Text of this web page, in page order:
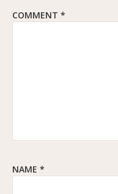
COMMENT *
NAME *